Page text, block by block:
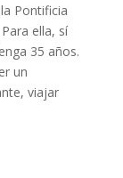
Pontificia
ella, sí
35 años.
un
viajar